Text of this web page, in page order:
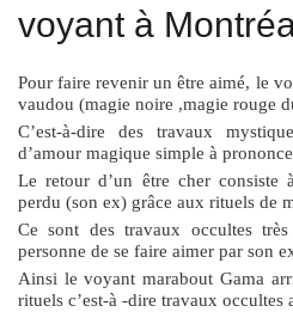
voyant à
Pour faire revenir un être aimé, le
vaudou (magie noire ,magie rouge
C’est-à-dire des travaux
d’amour magique simple à
Le retour d’un être cher
perdu (son ex) grâce aux rituels de
Ce sont des travaux occultes
personne de se faire aimer par son
Ainsi le voyant marabout Gama
rituels c’est-à -dire travaux occultes